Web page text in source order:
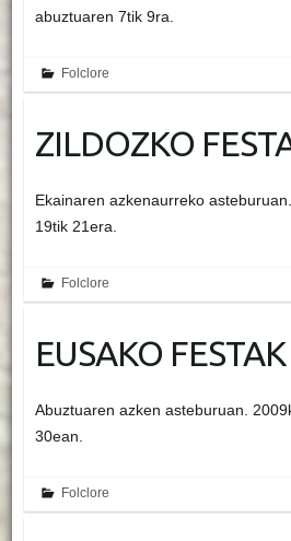
abuztuaren 7tik 9ra.
Folclore
ZILDOZKO
Ekainaren azkenaurreko
19tik 21era.
Folclore
EUSAKO FESTAK
Abuztuaren azken asteburuan.
30ean.
Folclore